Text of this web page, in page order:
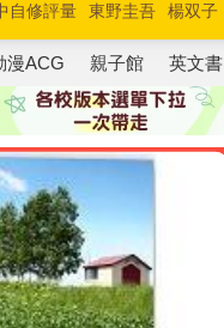
自修評量 東野圭吾 楊双子
花綻放
奧德賽 路邊攤新作
漫ACG 親子館 英文書